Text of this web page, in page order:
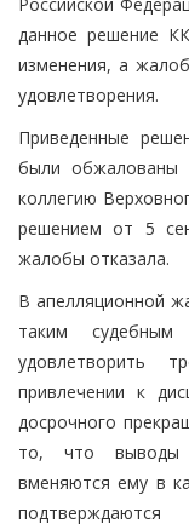
данное решение
изменения, а
удовлетворения.
Приведенные
были обжалованы
коллегию
решением от 5
жалобы отказала.
В апелляционной
таким
удовлетворить
привлечении к
досрочного
то, что выводы
вменяются ему в